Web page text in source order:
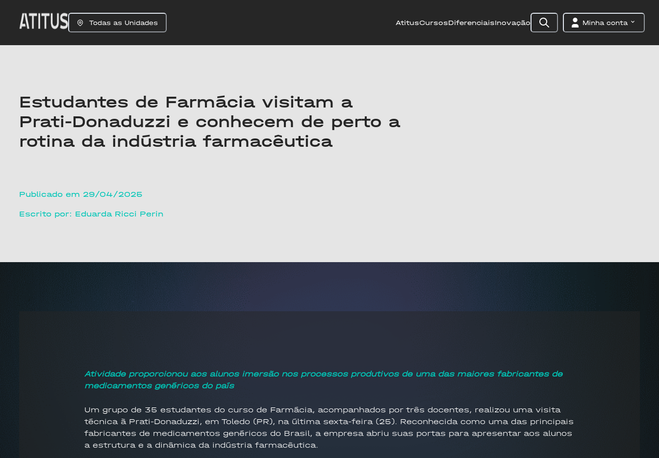
Todas as Unidades AtitusCursosDiferenciaisInovação Minha conta
Estudantes de Farmácia visitam a
Prati-Donaduzzi e conhecem de perto a
rotina da indústria farmacêutica
Publicado em 29/04/2025
Escrito por: Eduarda Ricci Perin
Atividade proporcionou aos alunos imersão nos processos produtivos de uma das maiores fabricantes de
medicamentos genéricos do país
Um grupo de 35 estudantes do curso de Farmácia, acompanhados por três docentes, realizou uma visita
técnica à Prati-Donaduzzi, em Toledo (PR), na última sexta-feira (25). Reconhecida como uma das principais
fabricantes de medicamentos genéricos do Brasil, a empresa abriu suas portas para apresentar aos alunos
a estrutura e a dinâmica da indústria farmacêutica.